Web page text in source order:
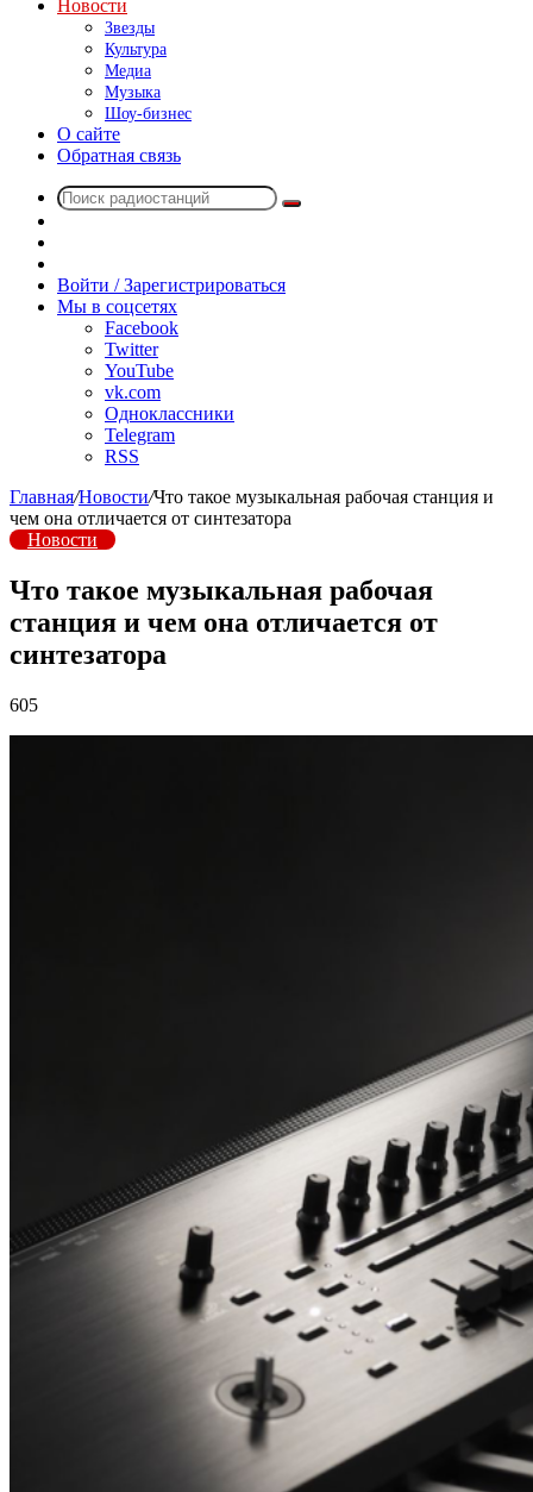
Новости
Звезды
Культура
Медиа
Музыка
Шоу-бизнес
О сайте
Обратная связь
Поиск
радио
Войти / Зарегистрироваться
Мы в соцсетях
Facebook
Twitter
YouTube
vk.com
Одноклассники
Telegram
RSS
Главная/Новости/Что такое музыкальная рабочая станция и
чем она отличается от синтезатора
Новости
Что такое музыкальная рабочая
станция и чем она отличается от
синтезатора
605